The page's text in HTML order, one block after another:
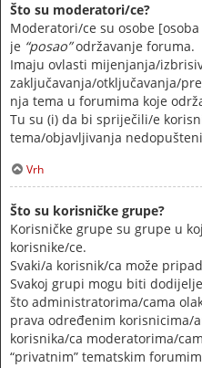
Što su moderatori/ce?
Moderatori/ce su osobe
je “posao”održavanje foruma.
Imaju ovlasti mijenjanja/
zaključavanja/otključavanja/
nja tema u forumima koje
Tu su (i) da bi spriječili/e
tema/objavljivanja
Vrh
Što su korisničke grupe?
Korisničke grupe su grupe u
korisnike/ce.
Svaki/a korisnik/ca može
Svakoj grupi mogu biti
što administratorima/cama
prava određenim korisnicima/
korisnika/ca moderatorima/
“privatnim” tematskim